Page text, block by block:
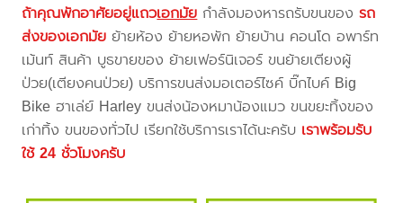
ถ้าคุณพักอาศัยอยู่แถวเอกมัย กำลังมองหารถรับขนของรถ
ส่งของเอกมัย ย้ายห้อง ย้ายหอพัก ย้ายบ้าน คอนโด อพาร์ท
เม้นท์ สินค้า บูธขายของ ย้ายเฟอร์นิเจอร์ ขนย้ายเตียงผู้
ป่วย(เตียงคนป่วย) บริการขนส่งมอเตอร์ไซค์ บิ๊กไบค์ Big
Bike ฮาเล่ย์ Harley ขนส่งน้องหมาน้องแมว ขนขยะทิ้งของ
เก่าทิ้ง ขนของทั่วไป เรียกใช้บริการเราได้นะครับ เราพร้อมรับ
ใช้ 24 ชั่วโมงครับ